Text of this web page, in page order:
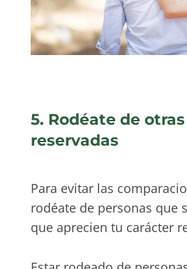
5. Rodéate de
reservadas
Para evitar las
rodéate de personas que
que aprecien tu carácter